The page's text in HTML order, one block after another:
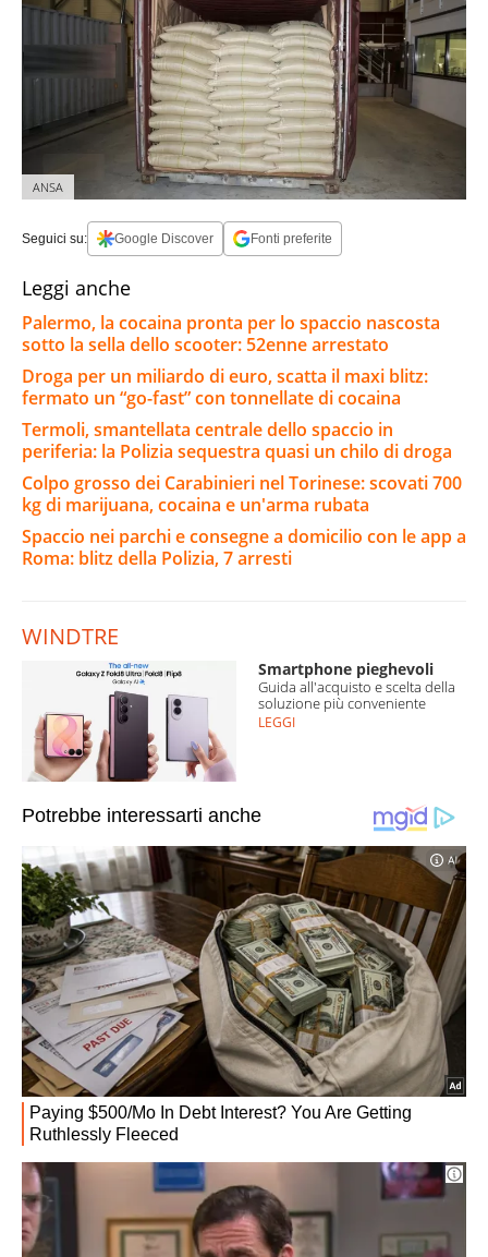
ANSA
Seguici su: Google Discover Fonti preferite
Leggi anche
Palermo, la cocaina pronta per lo spaccio nascosta
sotto la sella dello scooter: 52enne arrestato
Droga per un miliardo di euro, scatta il maxi blitz:
fermato un “go-fast” con tonnellate di cocaina
Termoli, smantellata centrale dello spaccio in
periferia: la Polizia sequestra quasi un chilo di droga
Colpo grosso dei Carabinieri nel Torinese: scovati 700
kg di marijuana, cocaina e un'arma rubata
Spaccio nei parchi e consegne a domicilio con le app a
Roma: blitz della Polizia, 7 arresti
WINDTRE
Smartphone pieghevoli
Guida all'acquisto e scelta della
soluzione più conveniente
LEGGI